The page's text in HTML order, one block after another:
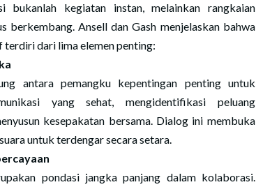
bukanlah kegiatan instan, melainkan rangkaian
berkembang. Ansell dan Gash menjelaskan bahwa
dari lima elemen penting:
antara pemangku kepentingan penting untuk
yang sehat, mengidentifikasi peluang
kesepakatan bersama. Dialog ini membuka
untuk terdengar secara setara.
pondasi jangka panjang dalam kolaborasi.